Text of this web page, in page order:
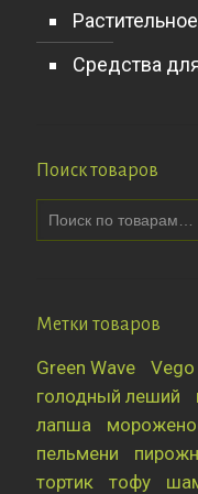
Средства
Поиск товаров
Метки товаров
Green Wave Vego
голодный леший
лапша
пельмени
тортик
тофу